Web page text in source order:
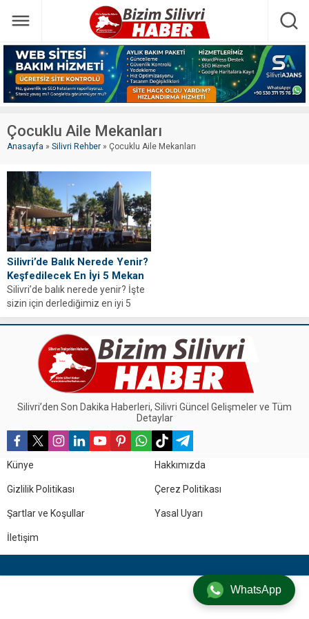
Çocuklu Aile Mekanları
Anasayfa » Silivri Rehber » Çocuklu Aile Mekanları
Silivri’de Balık Nerede Yenir?
Keşfedilecek En İyi 5 Mekan
Silivri’de balık nerede yenir? İşte
sizin için derlediğimiz en iyi 5
balık restoranı bu sorunuza...
Silivri’den Son Dakika Haberleri, Silivri Güncel Gelişmeler ve Tüm
Detaylar
Künye Hakkımızda
Gizlilik Politikası Çerez Politikası
Şartlar ve Koşullar Yasal Uyarı
İletişim
WhatsApp